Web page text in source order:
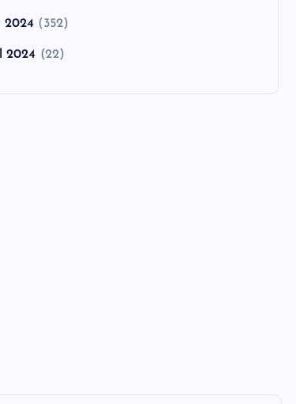
2024 (352)
2024 (22)